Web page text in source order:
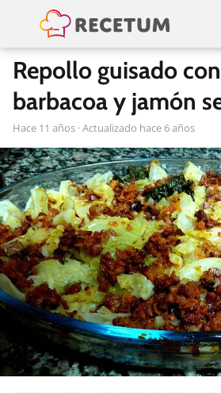
Repollo guisado
barbacoa y jamón
hace 11 años · Actualizado hace 6 años